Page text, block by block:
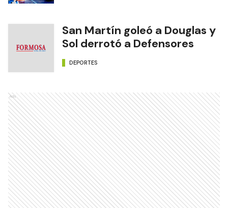
San Martín goleó a Douglas y
Sol derrotó a Defensores
DEPORTES
Ads